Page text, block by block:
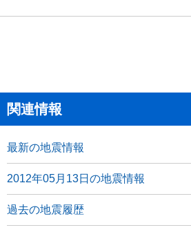
関連情報
最新の地震情報
2012年05月13日の地震情報
過去の地震履歴